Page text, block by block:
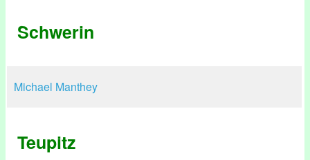
Schwerin
Michael Manthey
Teupitz